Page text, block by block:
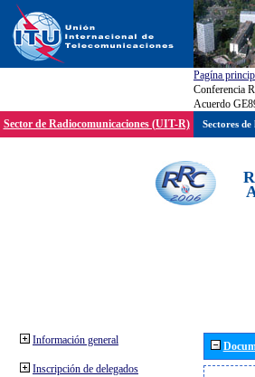
Pagína
Conferencia
Acuerdo
Sector de Radiocomunicaciones (UIT-R)
Información general
Inscripción de delegados
Sectores